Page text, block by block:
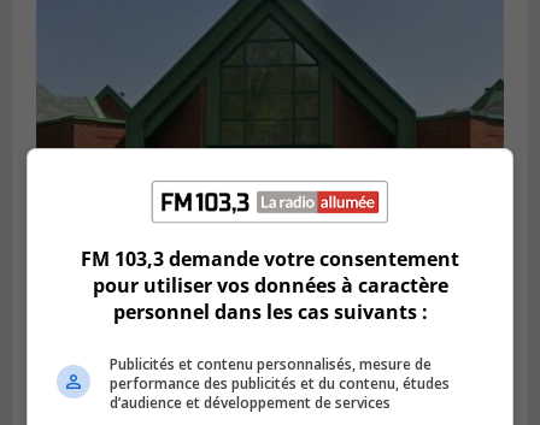
VIEUX-LONGUEUIL
Publié le 28 juillet 2026 à 07h44
financier pour poursuivre sa mission
FM 103,3 demande votre consentement
pour utiliser vos données à caractère
personnel dans les cas suivants :
Publicités et contenu personnalisés, mesure de
performance des publicités et du contenu, études
d’audience et développement de services